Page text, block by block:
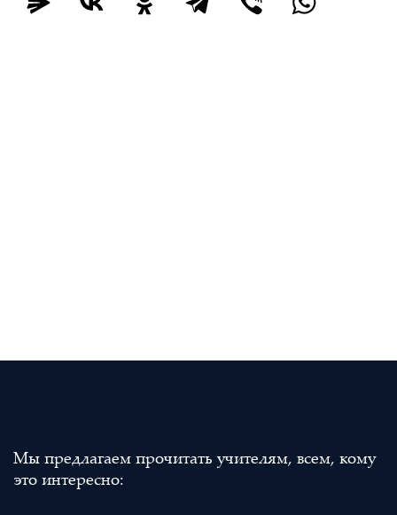
Мы предлагаем прочитать учителям, всем, кому
это интересно: